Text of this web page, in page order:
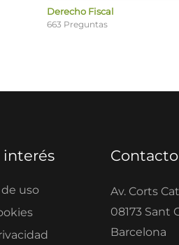
Derecho Fiscal
663 Preguntas
interés
uso
Contacto
Av. Corts
08173 Sant
Barcelona